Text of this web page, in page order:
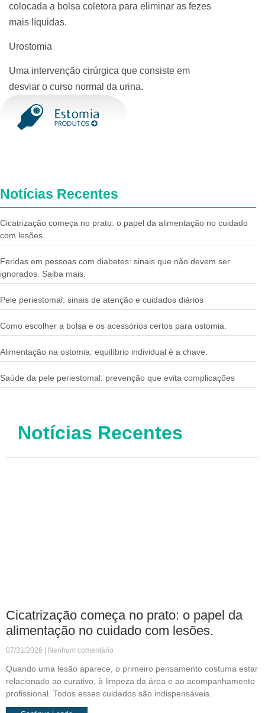
colocada a bolsa coletora para eliminar as fezes
mais líquidas.
Urostomia
Uma intervenção cirúrgica que consiste em
desviar o curso normal da urina.
Notícias Recentes
Cicatrização começa no prato: o papel da alimentação no cuidado
com lesões.
Feridas em pessoas com diabetes: sinais que não devem ser
ignorados. Saiba mais.
Pele periestomal: sinais de atenção e cuidados diários
Como escolher a bolsa e os acessórios certos para ostomia.
Alimentação na ostomia: equilíbrio individual é a chave.
Saúde da pele periestomal: prevenção que evita complicações
Notícias Recentes
Cicatrização começa no prato: o papel da
alimentação no cuidado com lesões.
07/31/2026 Nenhum comentário
Quando uma lesão aparece, o primeiro pensamento costuma estar
relacionado ao curativo, à limpeza da área e ao acompanhamento
profissional. Todos esses cuidados são indispensáveis.